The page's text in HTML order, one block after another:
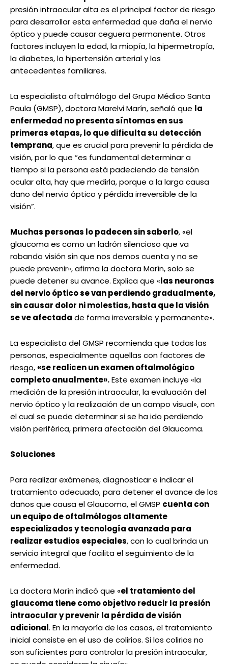
presión intraocular alta es el principal factor de riesgo
para desarrollar esta enfermedad que daña el nervio
óptico y puede causar ceguera permanente. Otros
factores incluyen la edad, la miopía, la hipermetropía,
la diabetes, la hipertensión arterial y los
antecedentes familiares.
La especialista oftalmólogo del Grupo Médico Santa
Paula (GMSP), doctora Marelvi Marín, señaló que la
enfermedad no presenta síntomas en sus
primeras etapas, lo que dificulta su detección
temprana, que es crucial para prevenir la pérdida de
visión, por lo que “es fundamental determinar a
tiempo si la persona está padeciendo de tensión
ocular alta, hay que medirla, porque a la larga causa
daño del nervio óptico y pérdida irreversible de la
visión”.
Muchas personas lo padecen sin saberlo, «el
glaucoma es como un ladrón silencioso que va
robando visión sin que nos demos cuenta y no se
puede prevenir», afirma la doctora Marín, solo se
puede detener su avance. Explica que «las neuronas
del nervio óptico se van perdiendo gradualmente,
sin causar dolor ni molestias, hasta que la visión
se ve afectada de forma irreversible y permanente».
La especialista del GMSP recomienda que todas las
personas, especialmente aquellas con factores de
riesgo,«se realicen un examen oftalmológico
completo anualmente».Este examen incluye «la
medición de la presión intraocular, la evaluación del
nervio óptico y la realización de un campo visual», con
el cual se puede determinar si se ha ido perdiendo
visión periférica, primera afectación del Glaucoma.
Soluciones
Para realizar exámenes, diagnosticar e indicar el
tratamiento adecuado, para detener el avance de los
daños que causa el Glaucoma, el GMSP cuenta con
un equipo de oftalmólogos altamente
especializados y tecnología avanzada para
realizar estudios especiales, con lo cual brinda un
servicio integral que facilita el seguimiento de la
enfermedad.
La doctora Marín indicó que «el tratamiento del
glaucoma tiene como objetivo reducir la presión
intraocular y prevenir la pérdida de visión
adicional. En la mayoría de los casos, el tratamiento
inicial consiste en el uso de colirios. Si los colirios no
son suficientes para controlar la presión intraocular,